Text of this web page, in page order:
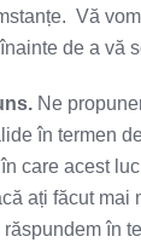
Vă
de a vă
Ne
în termen
care acest
ați făcut mai
în